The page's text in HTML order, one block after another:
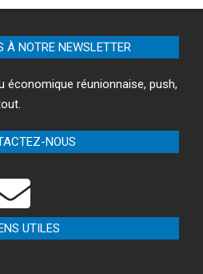
À NOTRE NEWSLETTER
économique réunionnaise, push,
NOUS
UTILES